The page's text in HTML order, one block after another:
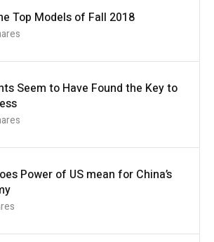
Top Models of Fall 2018
Seem to Have Found the Key to
Power of US mean for China’s